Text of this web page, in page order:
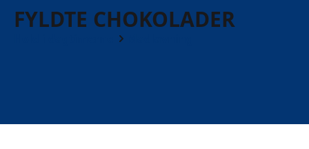
FYLDTE CHOKOLADER